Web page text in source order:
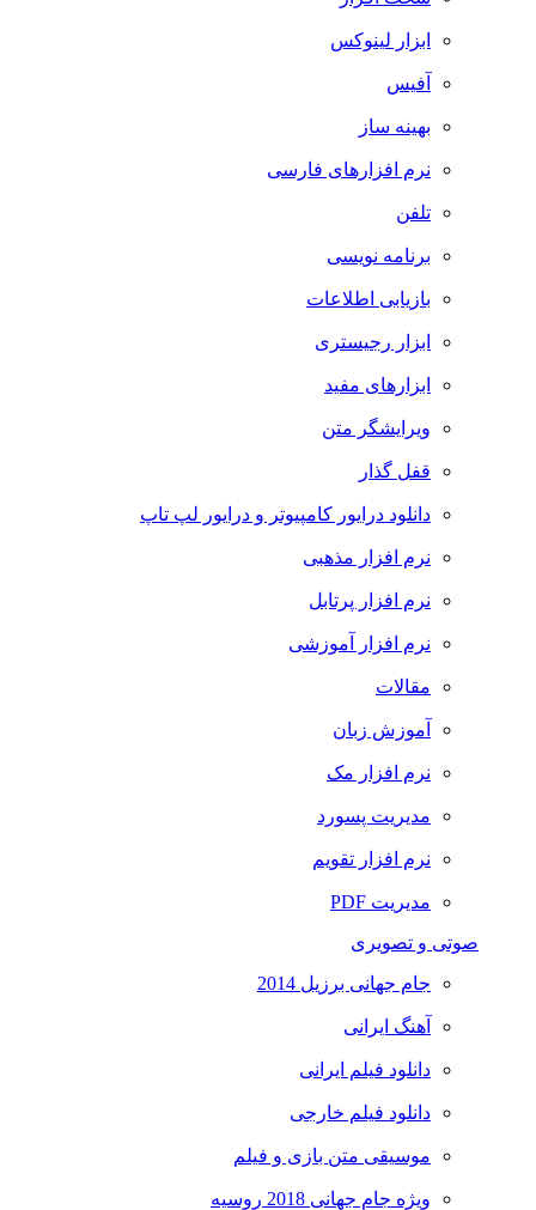
ابزار لینوکس
آفیس
بهینه ساز
نرم افزارهای فارسی
تلفن
برنامه نویسی
بازیابی اطلاعات
ابزار رجیستری
ابزارهای مفید
ویرایشگر متن
قفل گذار
دانلود درایور کامپیوتر و درایور لپ تاپ
نرم افزار مذهبی
نرم افزار پرتابل
نرم افزار آموزشی
مقالات
آموزش زبان
نرم افزار مک
مدیریت پسورد
نرم افزار تقویم
مدیریت PDF
صوتی و تصویری
جام جهانی برزیل 2014
آهنگ ایرانی
دانلود فیلم ایرانی
دانلود فیلم خارجی
موسیقی متن بازی و فیلم
ویژه جام جهانی 2018 روسیه